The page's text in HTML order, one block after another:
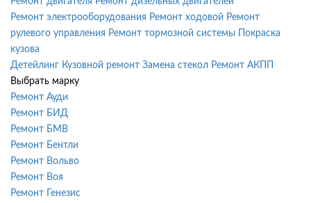
Ремонт электрооборудования Ремонт ходовой Ремонт
рулевого управления Ремонт тормозной системы
Покраска
кузова
Детейлинг Кузовной ремонт Замена стекол Ремонт АКПП
Выбрать марку
Ремонт Ауди
Ремонт БИД
Ремонт БМВ
Ремонт Бентли
Ремонт Вольво
Ремонт Воя
Ремонт Генезис